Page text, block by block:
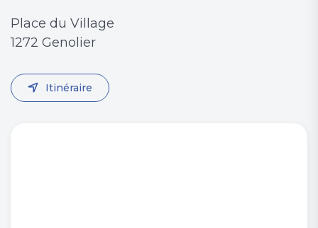
Place du Village
1272 Genolier
Itinéraire